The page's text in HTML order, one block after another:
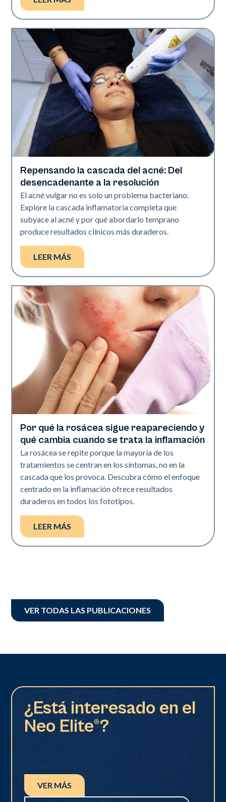
Salud de la piel
Repensando la cascada del acné: Del
desencadenante a la resolución
El acné vulgar no es solo un problema bacteriano.
Explore la cascada inflamatoria completa que
subyace al acné y por qué abordarlo temprano
produce resultados clínicos más duraderos.
LEER MÁS
Salud de la piel
Por qué la rosácea sigue reapareciendo y
qué cambia cuando se trata la inflamación
La rosácea se repite porque la mayoría de los
tratamientos se centran en los síntomas, no en la
cascada que los provoca. Descubra cómo el enfoque
centrado en la inflamación ofrece resultados
duraderos en todos los fototipos.
LEER MÁS
VER TODAS LAS PUBLICACIONES
¿Está interesado en el
Neo Elite®?
VER MÁS